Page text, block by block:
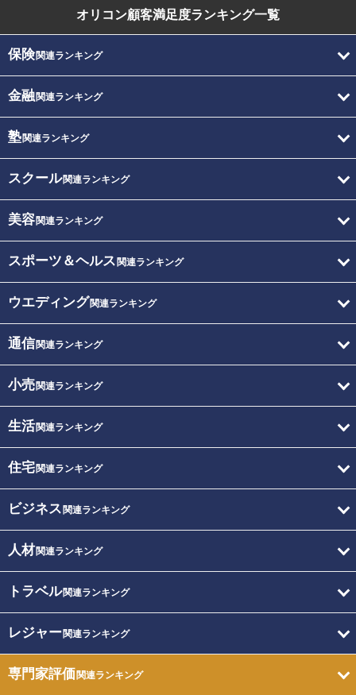
オリコン顧客満足度ランキング一覧
保険関連ランキング
金融関連ランキング
塾関連ランキング
スクール関連ランキング
美容関連ランキング
スポーツ＆ヘルス 関連ランキング
ウエディング関連ランキング
通信関連ランキング
小売関連ランキング
生活関連ランキング
住宅関連ランキング
ビジネス 関連ランキング
人材関連ランキング
トラベル関連ランキング
レジャー関連ランキング
専門家評価関連ランキング